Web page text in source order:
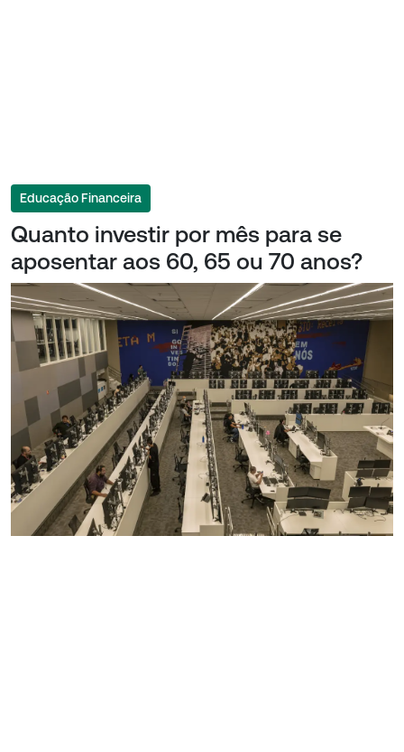
Educação Financeira
Quanto investir por mês para se
aposentar aos 60, 65 ou 70 anos?